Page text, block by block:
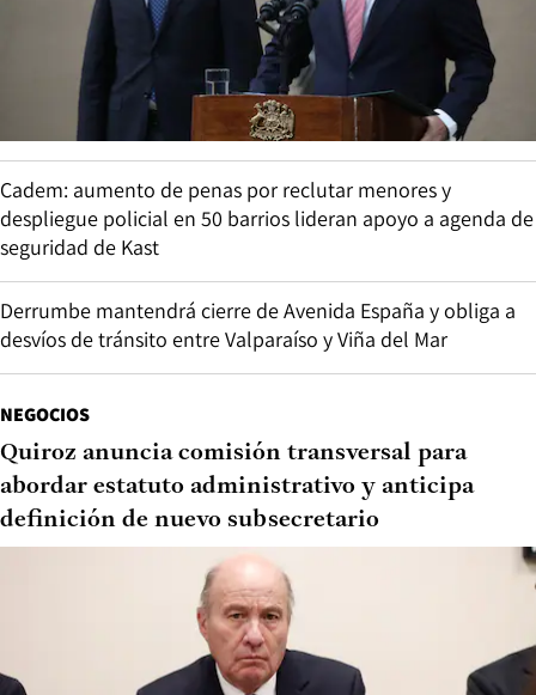
Cadem: aumento de penas por reclutar menores y
despliegue policial en 50 barrios lideran apoyo a agenda de
seguridad de Kast
Derrumbe mantendrá cierre de Avenida España y obliga a
desvíos de tránsito entre Valparaíso y Viña del Mar
NEGOCIOS
Quiroz anuncia comisión transversal para
abordar estatuto administrativo y anticipa
definición de nuevo subsecretario